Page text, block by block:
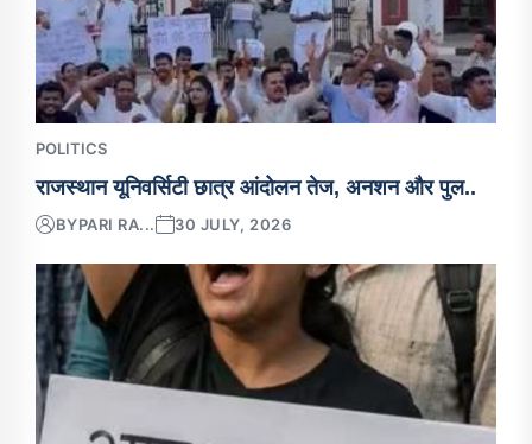
POLITICS
राजस्थान यूनिवर्सिटी छात्र आंदोलन तेज, अनशन और पुल..
BYPARI RA... 30 JULY, 2026